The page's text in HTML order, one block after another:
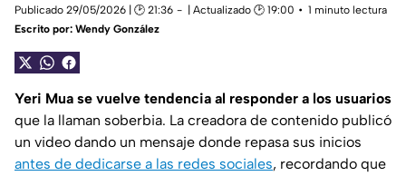
Publicado 29/05/2026 | 🕑 21:36 | Actualizado 🕑 19:00
1 minuto lectura
Escrito por: Wendy González
Yeri Mua se vuelve tendencia al responder a los usuarios
que la llaman soberbia. La creadora de contenido publicó
un video dando un mensaje donde repasa sus inicios
antes de dedicarse a las redes sociales, recordando que